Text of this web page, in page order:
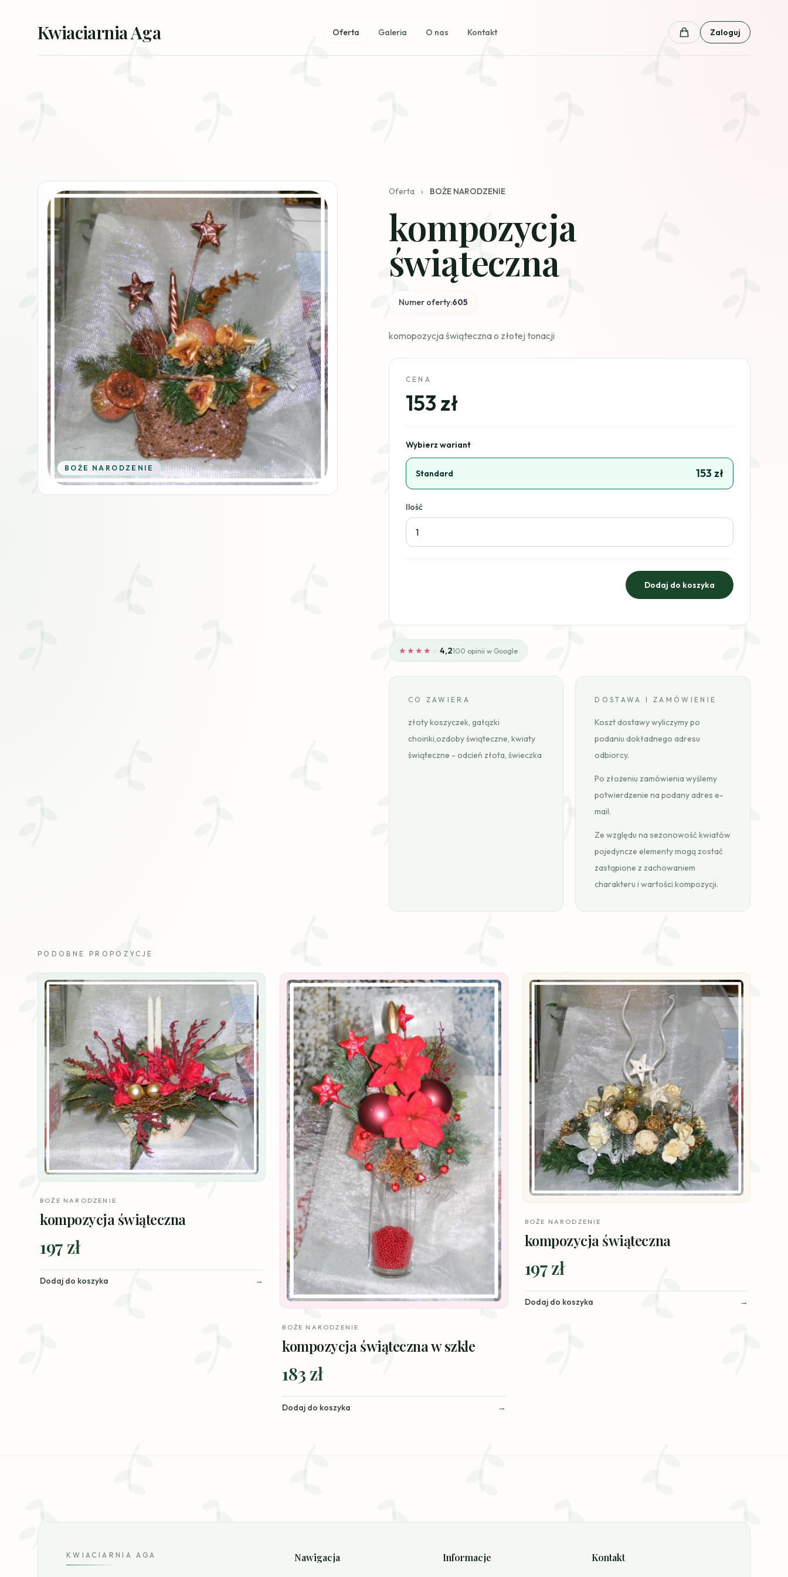
Kwiaciarnia Aga Oferta Galeria O nas Kontakt Koszyk Zaloguj
BOŻE NARODZENIE
Oferta › BOŻE NARODZENIE
kompozycja
świąteczna
Numer oferty:605
komopozycja świąteczna o złotej tonacji
CENA
153 zł
Wybierz wariant
Standard 153 zł
Ilość
★★★★ ★4,2100 opinii w Google
CO ZAWIERA
złoty koszyczek, gałązki
choinki,ozdoby świąteczne, kwiaty
świąteczne - odcień złota, świeczka
DOSTAWA I ZAMÓWIENIE
Koszt dostawy wyliczymy po
podaniu dokładnego adresu
odbiorcy.
Po złożeniu zamówienia wyślemy
potwierdzenie na podany adres e-
mail.
Ze względu na sezonowość kwiatów
pojedyncze elementy mogą zostać
zastąpione z zachowaniem
charakteru i wartości kompozycji.
PODOBNE PROPOZYCJE
BOŻE NARODZENIE
kompozycja świąteczna
197 zł
Dodaj do koszyka
BOŻE NARODZENIE
kompozycja świąteczna w szkle
183 zł
Dodaj do koszyka
BOŻE NARODZENIE
kompozycja świąteczna
197 zł
Dodaj do koszyka
KWIACIARNIA AGA Nawigacja Informacje Kontakt